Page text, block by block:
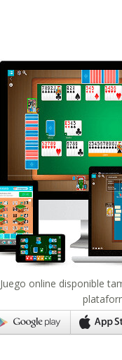
Juego online disponible